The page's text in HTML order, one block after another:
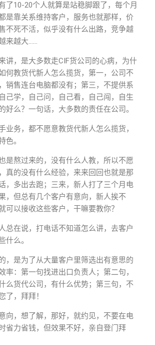
了10-20个人就算是站稳脚跟了，每个月
是靠关系维持客户，服务也就那样，价
不死不活，似乎没有什么出路，竞争越
来越大……
讲，是大多数走CIF货公司的心病，为什
何教货代新人怎么揽货，第一，公司不
销售连台电脑都没有；第三，不提供系
己学，自己问，自己看，自己闯，自生
好么？一句话，大多数的责任在公司。
务，都不愿意教货代新人怎么揽货，
色。
熬过来的，没有什么人教，所以不愿
真的没有什么经验，来来回回也就是那
，多出去跑；三来，新人打了三个月电
，但总有几个客户有意向，新人挨不
可以接收这些客户，干嘛要教你？
在说，打电话不知道怎么讲，去客户
什么。
是为了从大量客户里筛选出有意思的
率：第一句找进出口负责人；第二句，
么货代公司，有什么优势；第三句，不
了，拜拜！
，想了解，那好，就约见，不要在电
省力省钱，但效果不好，亲自登门拜